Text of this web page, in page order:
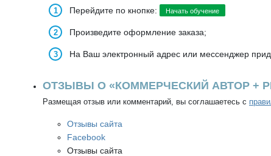
Перейдите по кнопке:
Начать обучение
Произведите оформление заказа;
На Ваш электронный адрес или мессенджер
ОТЗЫВЫ О «КОММЕРЧЕСКИЙ АВТОР +
Размещая отзыв или комментарий, вы соглашаетесь с
Отзывы сайта
Facebook
Отзывы сайта